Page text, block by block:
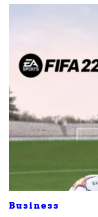
Business
ค้นหา